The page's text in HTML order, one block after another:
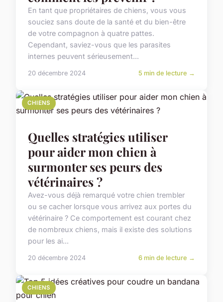
En tant que propriétaires de chiens, vous vous
souciez sans doute de la santé et du bien-être
de votre compagnon à quatre pattes.
Cependant, saviez-vous que les parasites
internes peuvent sérieusement...
20 décembre 2024 5 min de lecture →
CHIENS
Quelles stratégies utiliser
pour aider mon chien à
surmonter ses peurs des
vétérinaires ?
Avez-vous déjà remarqué votre chien trembler
ou se cacher lorsque vous arrivez aux portes du
vétérinaire ? Ce comportement est courant chez
de nombreux chiens, mais il existe des solutions
pour les ai...
20 décembre 2024 6 min de lecture →
CHIENS